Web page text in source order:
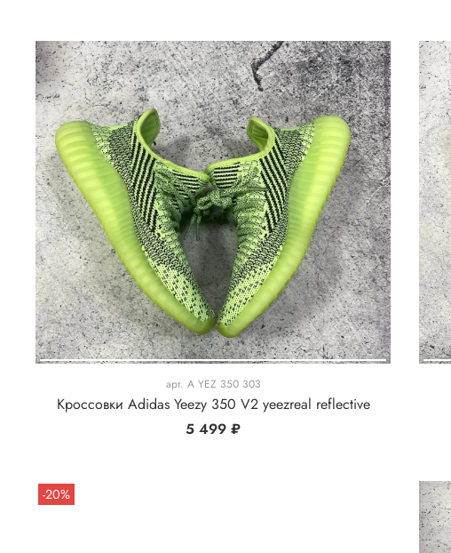
арт. A YEZ 350 303
Кроссовки Adidas Yeezy 350 V2 yeezreal reflective
5 499 ₽
-20%